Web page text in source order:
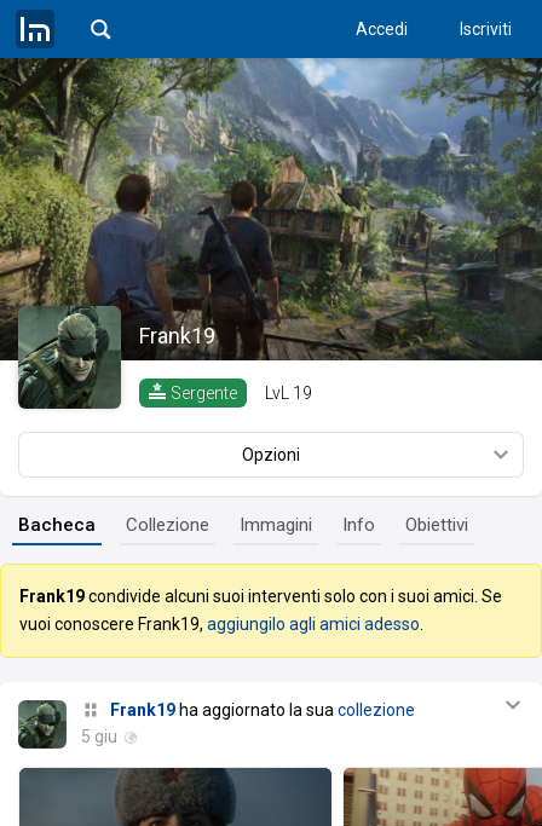
Accedi Iscriviti
Frank19
Sergente LvL 19
Opzioni
Bacheca Collezione Immagini Info Obiettivi
Frank19condivide alcuni suoi interventi solo con i suoi amici. Se
vuoi conoscere Frank19, aggiungilo agli amici adesso
Frank19 ha aggiornato la sua collezione
5 giu